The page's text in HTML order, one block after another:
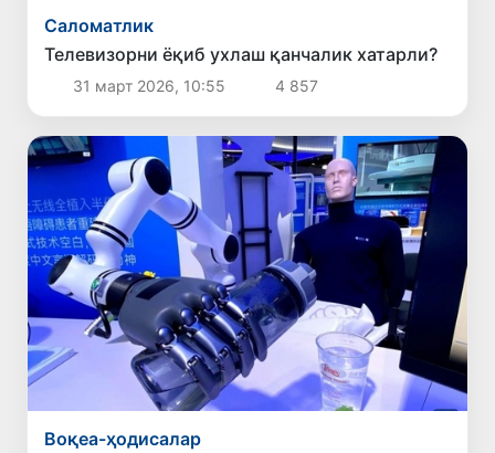
Саломатлик
Телевизорни ёқиб ухлаш қанчалик хатарли?
31 март 2026, 10:55 4 857
Воқеа-ҳодисалар